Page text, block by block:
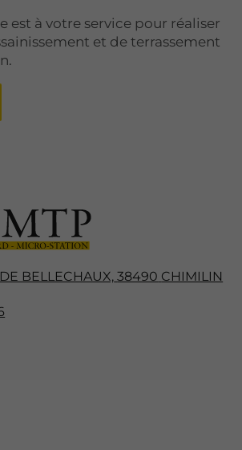
BELLECHAUX, 38490 CHIMILIN
est à votre service pour réaliser
et de terrassement